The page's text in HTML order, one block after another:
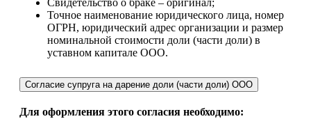
Свидетельство о браке – оригинал;
Точное наименование юридического лица, номер
ОГРН, юридический адрес организации и размер
номинальной стоимости доли (части доли) в
уставном капитале ООО.
Согласие супруга на дарение доли (части доли) ООО
Для оформления этого согласия необходимо: